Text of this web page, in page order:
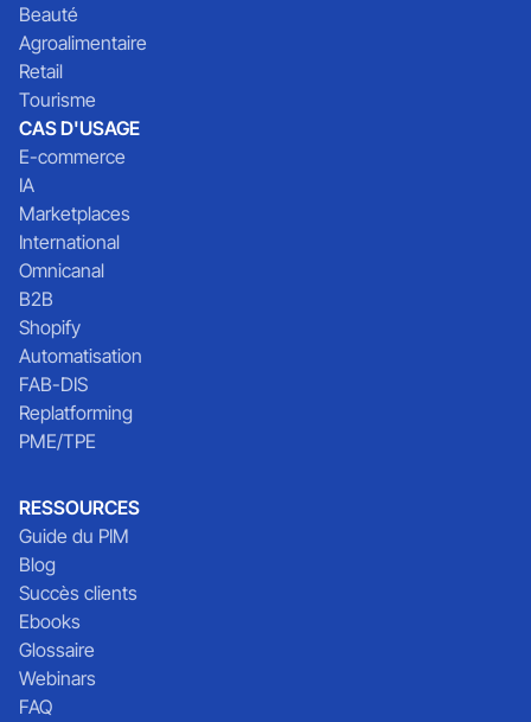
Beauté
Agroalimentaire
Retail
Tourisme
CAS D'USAGE
E-commerce
IA
Marketplaces
International
Omnicanal
B2B
Shopify
Automatisation
FAB-DIS
Replatforming
PME/TPE
RESSOURCES
Guide du PIM
Blog
Succès clients
Ebooks
Glossaire
Webinars
FAQ